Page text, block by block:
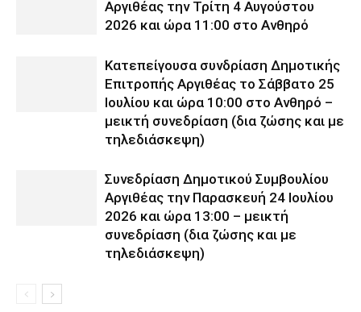
Αργιθέας την Τρίτη 4 Αυγούστου
2026 και ώρα 11:00 στο Ανθηρό
Κατεπείγουσα συνδρίαση Δημοτικής
Επιτροπής Αργιθέας το Σάββατο 25
Ιουλίου και ώρα 10:00 στο Ανθηρό –
μεικτή συνεδρίαση (δια ζώσης και με
τηλεδιάσκεψη)
Συνεδρίαση Δημοτικού Συμβουλίου
Αργιθέας την Παρασκευή 24 Ιουλίου
2026 και ώρα 13:00 – μεικτή
συνεδρίαση (δια ζώσης και με
τηλεδιάσκεψη)